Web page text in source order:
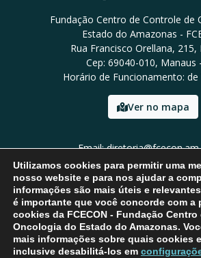
Fundação Centro de Controle de
Estado do Amazonas -
Rua Francisco Orellana, 215,
Cep: 69040-010, Manaus
Horário de Funcionamento: de
Ver no mapa
Email:
Tel: (92) 3024-0420 /
Utilizamos cookies para permitir uma
nosso website e para nos ajudar a
informações são mais úteis e
é importante que você concorde com a
cookies da FCECON - Fundação
Oncologia do Estado do Amazonas.
mais informações sobre quais cookies
inclusive desabilitá-los em